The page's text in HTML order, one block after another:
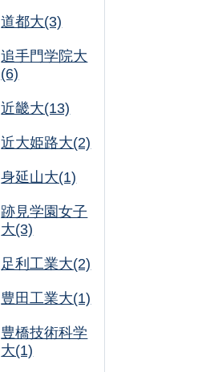
道都大(3)
追手門学院大
(6)
近畿大(13)
近大姫路大(2)
身延山大(1)
跡見学園女子
大(3)
足利工業大(2)
豊田工業大(1)
豊橋技術科学
大(1)